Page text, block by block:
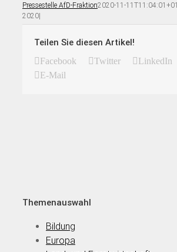
Pressestelle AfD-Fraktion2020-11-
2020|
Teilen Sie diesen Artikel!
Facebook Twitter LinkedIn
E-Mail
Themenauswahl
Bildung
Europa